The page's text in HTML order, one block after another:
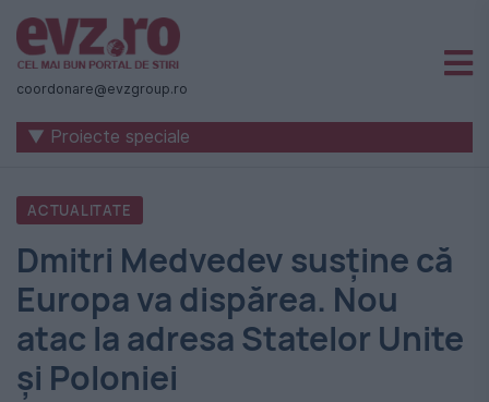
Știri
naționale
internaționale
România
-
Evenimentul
Zilei
coordonare@evzgroup.ro
▼ Proiecte speciale
ACTUALITATE
Dmitri Medvedev susține că
Europa va dispărea. Nou
atac la adresa Statelor Unite
și Poloniei